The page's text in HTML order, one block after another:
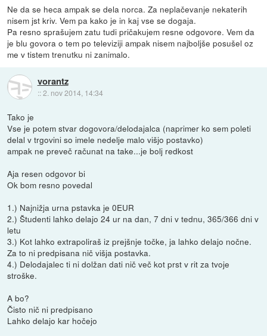
Ne da se heca ampak se dela norca. Za neplačevanje nekaterih
nisem jst kriv. Vem pa kako je in kaj vse se dogaja.
Pa resno sprašujem zatu tudi pričakujem resne odgovore. Vem da
je blu govora o tem po televiziji ampak nisem najboljše posušel oz
me v tistem trenutku ni zanimalo.
vorantz
::2. nov 2014, 14:34
Tako je
Vse je potem stvar dogovora/delodajalca (naprimer ko sem poleti
delal v trgovini so imele nedelje malo višjo postavko)
ampak ne preveč računat na take...je bolj redkost
Aja resen odgovor bi
Ok bom resno povedal
1.) Najnižja urna pstavka je 0EUR
2.) Študenti lahko delajo 24 ur na dan, 7 dni v tednu, 365/366 dni v
letu
3.) Kot lahko extrapoliraš iz prejšnje točke, ja lahko delajo nočne.
Za to ni predpisana nič višja postavka.
4.) Delodajalec ti ni dolžan dati nič več kot prst v rit za tvoje
stroške.
A bo?
Čisto nič ni predpisano
Lahko delajo kar hočejo